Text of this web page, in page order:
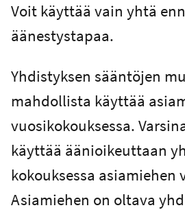
Voit käyttää vain yhtä
äänestystapaa.
Yhdistyksen sääntöjen
mahdollista käyttää
vuosikokouksessa.
käyttää äänioikeuttaan
kokouksessa asiamiehen
Asiamiehen on oltava